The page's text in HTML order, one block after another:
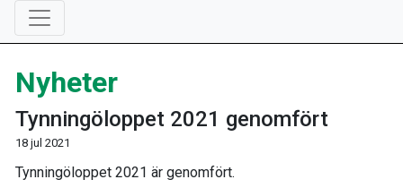
Nyheter
Tynningöloppet 2021 genomfört
18 jul 2021
Tynningöloppet 2021 är genomfört.